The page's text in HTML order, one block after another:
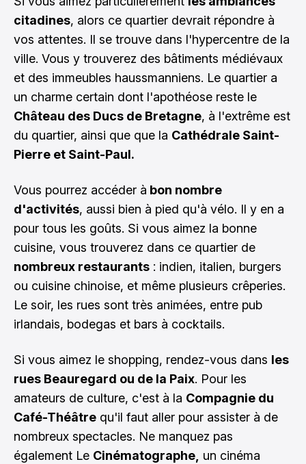
citadines, alors ce quartier devrait répondre à
vos attentes. Il se trouve dans l'hypercentre de la
ville. Vous y trouverez des bâtiments médiévaux
et des immeubles haussmanniens. Le quartier a
un charme certain dont l'apothéose reste le
Château des Ducs de Bretagne, à l'extrême est
du quartier, ainsi que que la Cathédrale Saint-
Pierre et Saint-Paul.
Vous pourrez accéder à bon nombre
d'activités, aussi bien à pied qu'à vélo. Il y en a
pour tous les goûts. Si vous aimez la bonne
cuisine, vous trouverez dans ce quartier de
nombreux restaurants : indien, italien, burgers
ou cuisine chinoise, et même plusieurs crêperies.
Le soir, les rues sont très animées, entre pub
irlandais, bodegas et bars à cocktails.
Si vous aimez le shopping, rendez-vous dans les
rues Beauregard ou de la Paix. Pour les
amateurs de culture, c'est à la Compagnie du
Café-Théâtre qu'il faut aller pour assister à de
nombreux spectacles. Ne manquez pas
également Le Cinématographe, un cinéma